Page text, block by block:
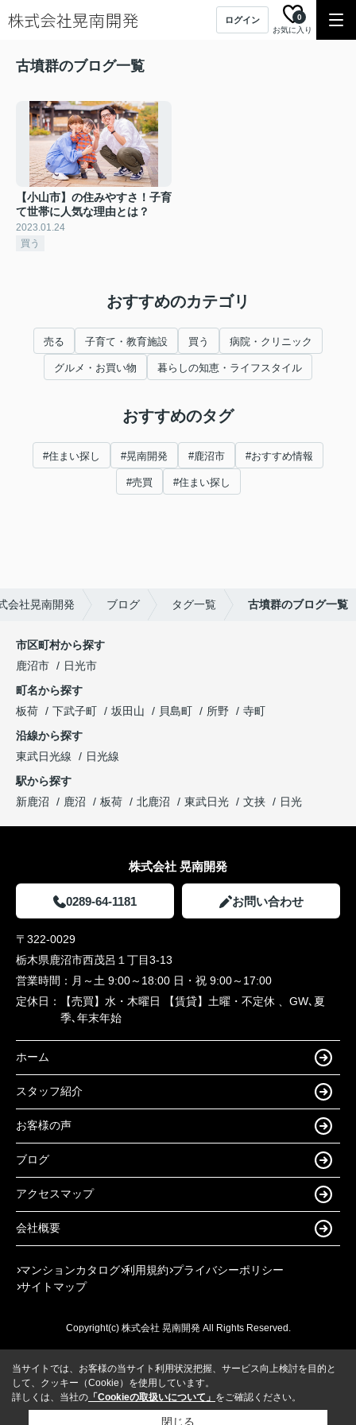
ログイン
お気に入り
0
古墳群のブログ一覧
【小山市】の住みやすさ！子育
て世帯に人気な理由とは？
2023.01.24
買う
おすすめのカテゴリ
売る 子育て・教育施設 買う 病院・クリニック
グルメ・お買い物 暮らしの知恵・ライフスタイル
おすすめのタグ
#住まい探し #晃南開発 #鹿沼市 #おすすめ情報
#売買 #住まい探し
会社晃南開発 ブログ タグ一覧 古墳群のブログ一覧
市区町村から探す
鹿沼市
日光市
町名から探す
板荷
下武子町 坂田山 貝島町 所野
寺町
沿線から探す
東武日光線
日光線
駅から探す
新鹿沼
鹿沼 板荷 北鹿沼 東武日光 文挟 日光
株式会社 晃南開発
0289-64-1181 お問い合わせ
〒322-0029
栃木県鹿沼市西茂呂１丁目3-13
営業時間： 月～土 9:00～18:00 日・祝 9:00～17:00
定休日：
【売買】水・木曜日 【賃貸】土曜・不定休 、GW､夏
季､年末年始
ホーム
スタッフ紹介
お客様の声
ブログ
アクセスマップ
会社概要
マンションカタログ 利用規約 プライバシーポリシー
サイトマップ
Copyright(c) 株式会社 晃南開発 All Rights Reserved.
当サイトでは、お客様の当サイト利用状況把握、サービス向上検討を目的と
して、クッキー（Cookie）を使用しています。
詳しくは、当社の 「Cookieの取扱いについて」 をご確認ください。
閉じる